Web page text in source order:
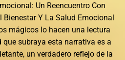
Un Reencuentro Con
Bienestar Y La Salud Emocional
mágicos lo hacen una lectura
subraya esta narrativa es a
un verdadero reflejo de la